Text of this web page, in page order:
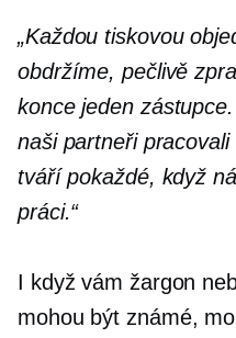
„Každou tiskovou
obdržíme, pečlivě
konce jeden
naši partneři
tváří pokaždé, když
práci.“
I když vám žargon
mohou být známé,